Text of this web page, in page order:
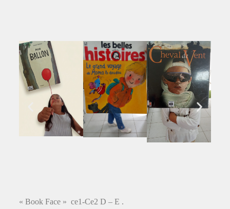
« Book Face » ce1-Ce2 D – E .